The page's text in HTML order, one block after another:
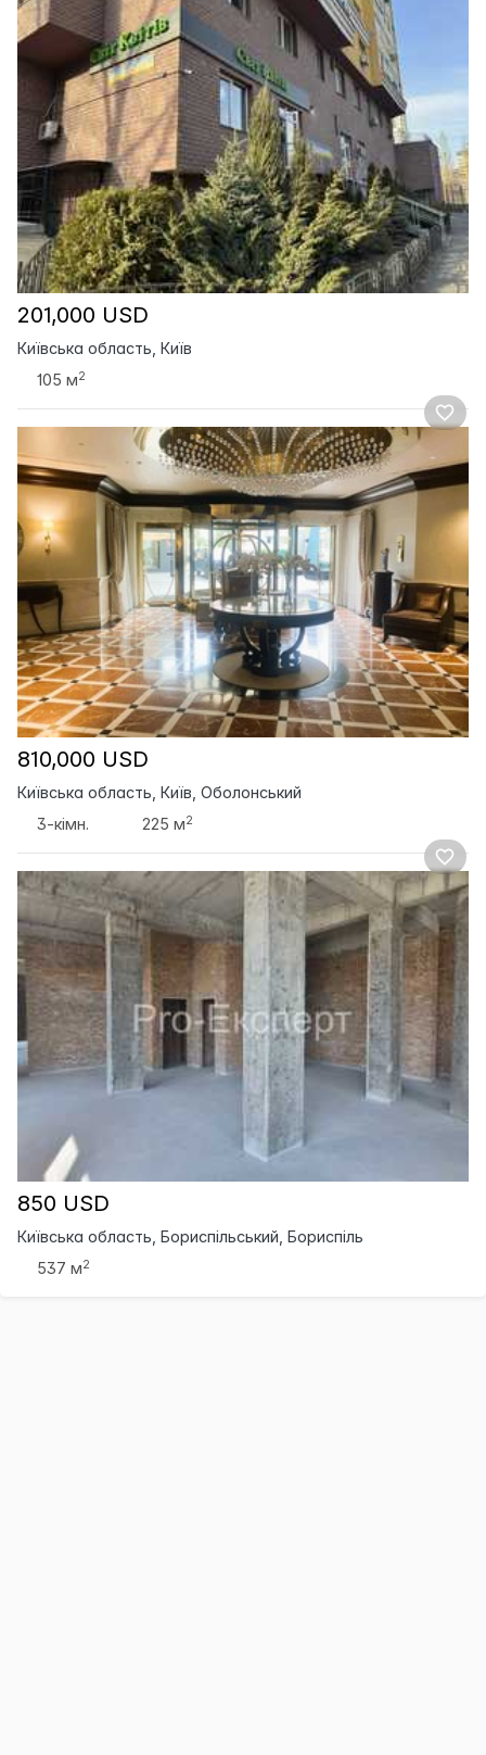
201,000 USD
Київська область, Київ
105 м2
810,000 USD
Київська область, Київ, Оболонський
3-кімн.
225 м2
850 USD
Київська область, Бориспільський, Бориспіль
537 м2